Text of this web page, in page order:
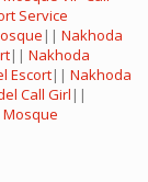
Service
|| Nakhoda
|| Nakhoda
Escort|| Nakhoda
Call Girl ||